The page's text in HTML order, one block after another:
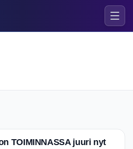
TOIMINNASSA juuri nyt